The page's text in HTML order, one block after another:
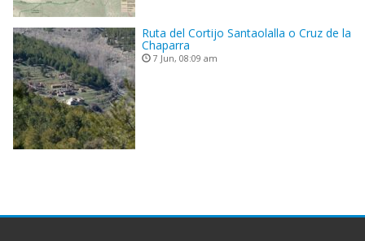
Ruta del Cortijo Santaolalla o Cruz de la
Chaparra
7 Jun, 08:09 am